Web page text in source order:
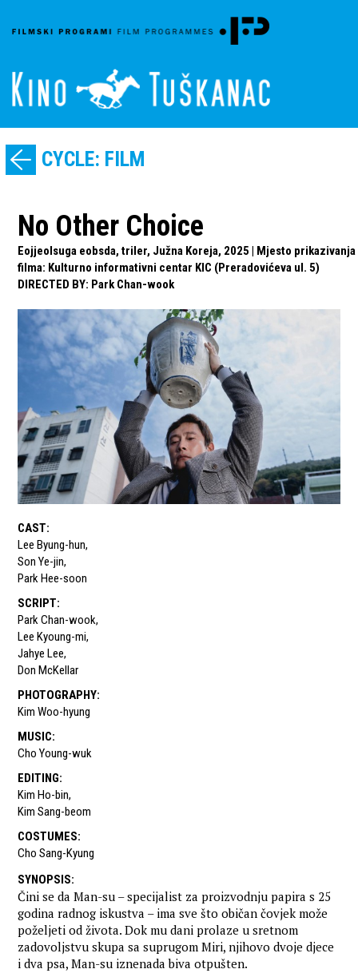
CYCLE: FILM
No Other Choice
Eojjeolsuga eobsda, triler, Južna Koreja, 2025 | Mjesto prikazivanja
filma: Kulturno informativni centar KIC (Preradovićeva ul. 5)
DIRECTED BY: Park Chan-wook
CAST:
Lee Byung-hun,
Son Ye-jin,
Park Hee-soon
SCRIPT:
Park Chan-wook,
Lee Kyoung-mi,
Jahye Lee,
Don McKellar
PHOTOGRAPHY:
Kim Woo-hyung
MUSIC:
Cho Young-wuk
EDITING:
Kim Ho-bin,
Kim Sang-beom
COSTUMES:
Cho Sang-Kyung
SYNOPSIS:
Čini se da Man-su – specijalist za proizvodnju papira s 25
godina radnog iskustva – ima sve što običan čovjek može
poželjeti od života. Dok mu dani prolaze u sretnom
zadovoljstvu skupa sa suprugom Miri, njihovo dvoje djece
i dva psa, Man-su iznenada biva otpušten.